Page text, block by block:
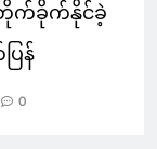
တိုက်ခိုက်နိုင်ခဲ့
ြန်
0